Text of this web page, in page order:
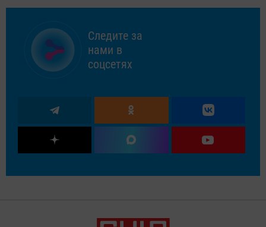
Следите за
нами в
соцсетях